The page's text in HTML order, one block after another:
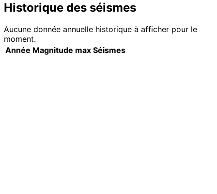
Historique des séismes
Aucune donnée annuelle historique à afficher pour le
moment.
Année Magnitude max Séismes